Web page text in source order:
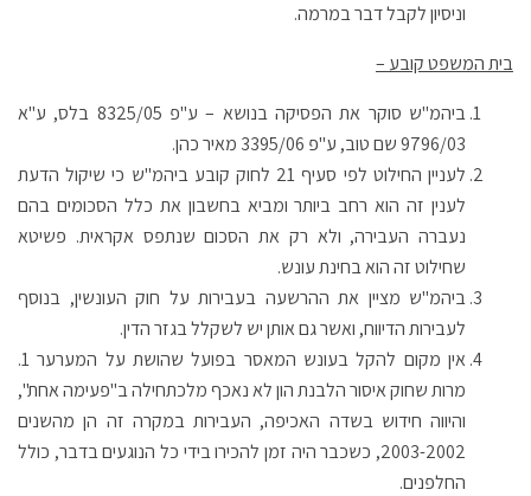
וניסיון לקבל דבר במרמה.
בית המשפט קובע –
ביהמ"ש סוקר את הפסיקה בנושא – ע"פ 8325/05 בלס, ע"א
9796/03 שם טוב, ע"פ 3395/06 מאיר כהן.
לעניין החילוט לפי סעיף 21 לחוק קובע ביהמ"ש כי שיקול הדעת
לענין זה הוא רחב ביותר ומביא בחשבון את כלל הסכומים בהם
נעברה העבירה, ולא רק את הסכום שנתפס אקראית. פשיטא
שחילוט זה הוא בחינת עונש.
ביהמ"ש מציין את ההרשעה בעבירות על חוק העונשין, בנוסף
לעבירות הדיווח, ואשר גם אותן יש לשקלל בגזר הדין.
אין מקום להקל בעונש המאסר בפועל שהושת על המערער 1.
מרות שחוק איסור הלבנת הון לא נאכף מלכתחילה ב"פעימה אחת",
והיווה חידוש בשדה האכיפה, העבירות במקרה זה הן מהשנים
2003-2002, כשכבר היה זמן להכירו בידי כל הנוגעים בדבר, כולל
החלפנים.